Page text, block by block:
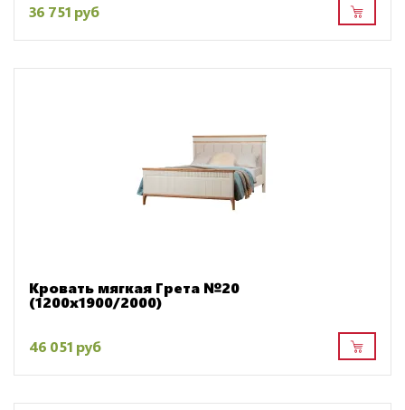
36 751 руб
Кровать мягкая Грета №20
(1200х1900/2000)
46 051 руб